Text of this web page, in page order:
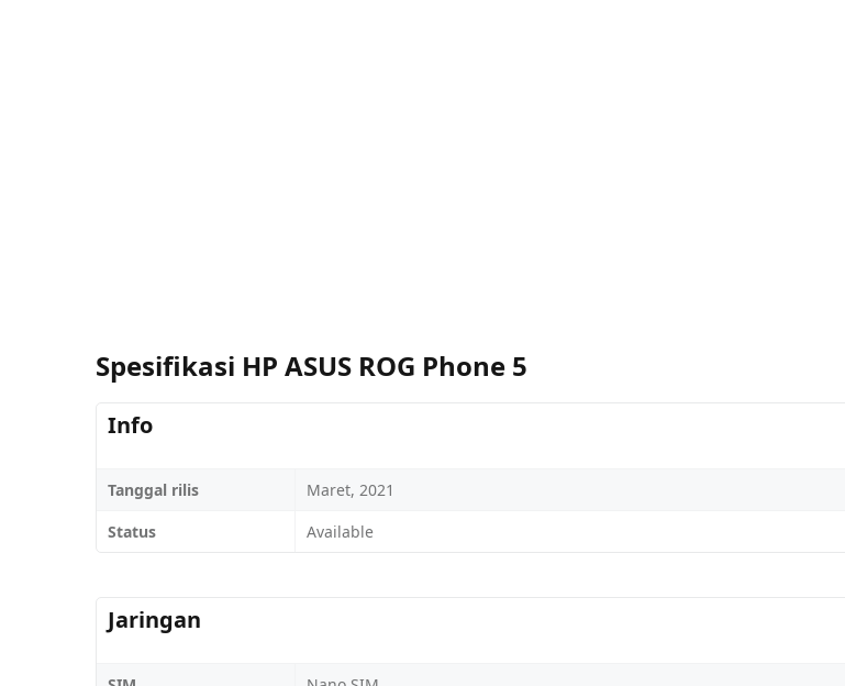
Spesifikasi HP ASUS ROG Phone 5
Info
Tanggal rilis
Maret, 2021
Status
Available
Jaringan